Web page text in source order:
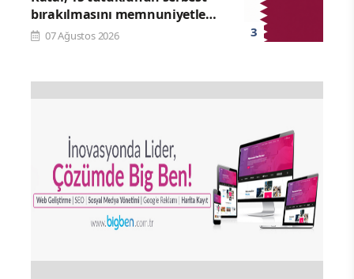
bırakılmasını memnuniyetle
karşıladı
07 Ağustos 2026